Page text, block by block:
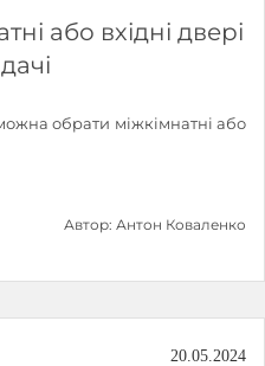
або вхідні двері
обрати міжкімнатні або
Автор: Антон Коваленко
20.05.2024